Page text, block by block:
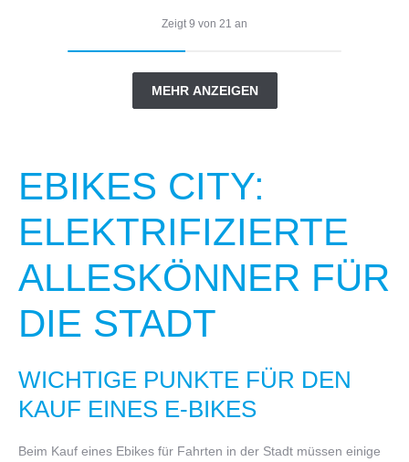
Zeigt9 von 21 an
MEHR ANZEIGEN
EBIKES CITY:
ELEKTRIFIZIERTE
ALLESKÖNNER FÜR
DIE STADT
WICHTIGE PUNKTE FÜR DEN
KAUF EINES E-BIKES
Beim Kauf eines Ebikes für Fahrten in der Stadt müssen einige